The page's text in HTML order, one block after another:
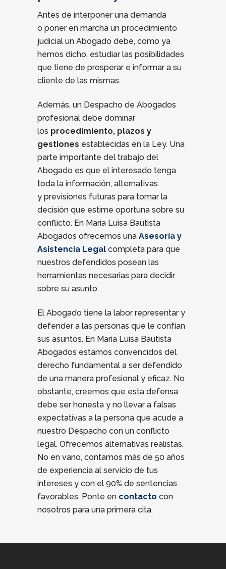
Antes de interponer una demanda
o poner en marcha un procedimiento
judicial un Abogado debe, como ya
hemos dicho, estudiar las posibilidades
que tiene de prosperar e informar a su
cliente de las mismas.
Además, un Despacho de Abogados
profesional debe dominar
los procedimiento, plazos y
gestiones establecidas en la Ley. Una
parte importante del trabajo del
Abogado es que el interesado tenga
toda la información, alternativas
y previsiones futuras para tomar la
decisión que estime oportuna sobre su
conflicto. En Maria Luisa Bautista
Abogados ofrecemos una Asesoría y
Asistencia Legal completa para que
nuestros defendidos posean las
herramientas necesarias para decidir
sobre su asunto.
El Abogado tiene la labor representar y
defender a las personas que le confían
sus asuntos. En Maria Luisa Bautista
Abogados estamos convencidos del
derecho fundamental a ser defendido
de una manera profesional y eficaz. No
obstante, creemos que esta defensa
debe ser honesta y no llevar a falsas
expectativas a la persona que acude a
nuestro Despacho con un conflicto
legal. Ofrecemos alternativas realistas.
No en vano, contamos más de 50 años
de experiencia al servicio de tus
intereses y con el 90% de sentencias
favorables. Ponte en contacto con
nosotros para una primera cita.